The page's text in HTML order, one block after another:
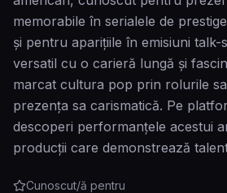
memorabile în serialele de
și pentru apariţiile în emisiuni
versatil cu o carieră lungă și
marcat cultura pop prin rolurile
prezența sa carismatică. Pe
descoperi performanţele acestui
producţii care demonstrează
Cunoscut/ă pentru